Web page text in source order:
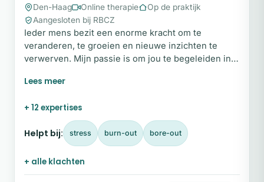
Den-Haag Online therapie
Op de praktijk
Aangesloten bij RBCZ
Ieder mens bezit een enorme kracht om te
veranderen, te groeien en nieuwe inzichten te
verwerven. Mijn passie is om jou te begeleiden in
geven aan jouw leven en stappen durft te zetten
ik je kan helpen? Vul dan het contactformulier op
deze pagina in, en ik neem snel contact met je op!
Persoonlijk Mijn naam is Victor.
+ 12 expertises
Helpt bij: stress burn-out bore-out
+ alle klachten